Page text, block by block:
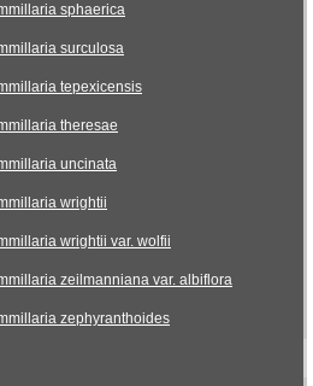
sphaerica
surculosa
tepexicensis
theresae
uncinata
wrightii
wrightii var. wolfii
zeilmanniana var. albiflora
zephyranthoides